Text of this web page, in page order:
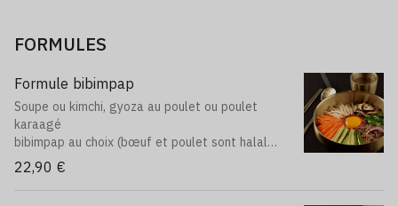
FORMULES
Formule bibimpap
Soupe ou kimchi, gyoza au poulet ou poulet
karaagé
bibimpap au choix (bœuf et poulet sont halal
dans les plats
mais ne le sont pas dans les entrées.)
22,90 €